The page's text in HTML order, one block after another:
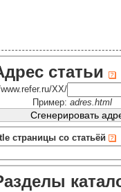
статьи
XX/
Пример: adres.html
страницы со статьёй